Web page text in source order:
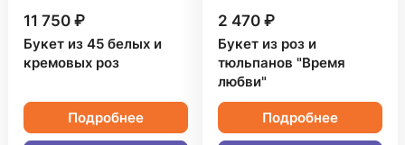
11 750 ₽
Букет из 45 белых и
кремовых роз
Подробнее
2 470 ₽
Букет из роз и
тюльпанов "Время
любви"
Подробнее